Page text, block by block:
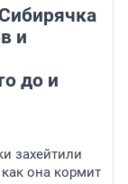
и
до и
захейтили
она кормит